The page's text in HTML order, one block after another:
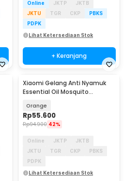
Online JKTP
JKTB
JKTU
TGR CKP
PBKS
PDPK
Lihat Ketersediaan Stok
+ Keranjang
Akan Datang
Xiaomi Gelang Anti Nyamuk
Essential Oil Mosquito
Orange
Rp55.600
Rp94.900 42%
Online JKTP
JKTB
JKTU
TGR CKP
PBKS
PDPK
Lihat Ketersediaan Stok